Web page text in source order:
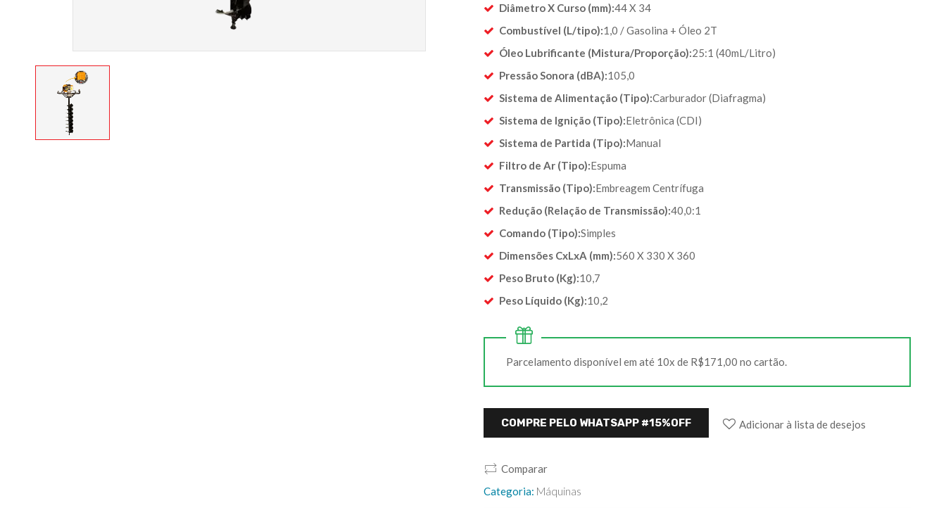
Diâmetro X Curso (mm):44 X 34
Combustível (L/tipo):1,0 / Gasolina + Óleo 2T
Óleo Lubrificante (Mistura/Proporção):25:1 (40mL/Litro)
Pressão Sonora (dBA):105,0
Sistema de Alimentação (Tipo):Carburador (Diafragma)
Sistema de Ignição (Tipo):Eletrônica (CDI)
Sistema de Partida (Tipo):Manual
Filtro de Ar (Tipo):Espuma
Transmissão (Tipo):Embreagem Centrífuga
Redução (Relação de Transmissão):40,0:1
Comando (Tipo):Simples
Dimensões CxLxA (mm):560 X 330 X 360
Peso Bruto (Kg):10,7
Peso Líquido (Kg):10,2
Parcelamento disponível em até 10x de R$171,00 no cartão.
COMPRE PELO WHATSAPP #15%OFF Adicionar à lista de desejos
Comparar
Categoria: Máquinas